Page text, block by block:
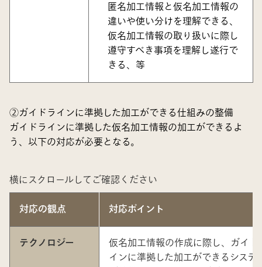
匿名加工情報と仮名加工情報の
違いや使い分けを理解できる、
仮名加工情報の取り扱いに際し
遵守すべき事項を理解し遂行で
きる、等
②ガイドラインに準拠した加工ができる仕組みの整備
ガイドラインに準拠した仮名加工情報の加工ができるよ
う、以下の対応が必要となる。
横にスクロールしてご確認ください
対応の観点 対応ポイント
テクノロジー
仮名加工情報の作成に際し、ガイド
インに準拠した加工ができるシステ